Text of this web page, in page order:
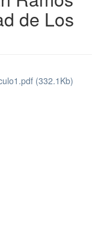
de Los
(332.1Kb)